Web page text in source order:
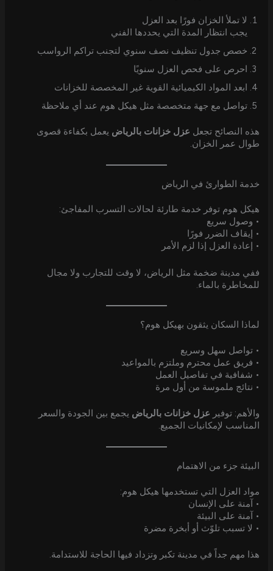
لا تملأ الخزان فورًا بعد العزل
يجب انتظار المدة التي يحددها الفني
خصص جدول تنظيف نصف سنوي لتجنب تراكم الرواسب
احرص على فحص العزل سنويًا
ابعد المواد الكيميائية القوية غير المخصصة للخزانات
تواصل مع جهة متخصصة مثل هيكل هوم عند أي ملاحظة
هذه النصائح تجعل عزل خزانات بالرياض يعمل بكفاءة قصوى
طوال عمر الخزان.
خدمة الطوارئ في الرياض
هيكل هوم توفر خدمة طارئة لحالات التسرب المفاجئ:
• وصول سريع
• إيقاف الضرر فورًا
• إعادة العزل إذا لزم الأمر
ففي مدينة ضخمة مثل الرياض، لا وقت للتجارب ولا مجال
للمخاطرة بالماء.
لماذا السكان يثقون بهيكل هوم؟
• تواصل سهل وسريع
• فريق عمل محترم وملتزم بالمواعيد
• شفافية في تفاصيل العمل
• نتائج ملموسة من أول مرة
والأهم: توفير عزل خزانات بالرياض يجمع بين الجودة والسعر
المناسب لإمكانيات الجميع.
البيئة جزء من الاهتمام
مواد العزل التي تستخدمها هيكل هوم:
• آمنة على الإنسان
• آمنة على البيئة
• لا تسبب تلوّث أو أبخرة مضرة
هذا مهم جداً في مدينة تكبر وتزداد فيها الحاجة للاستدامة.